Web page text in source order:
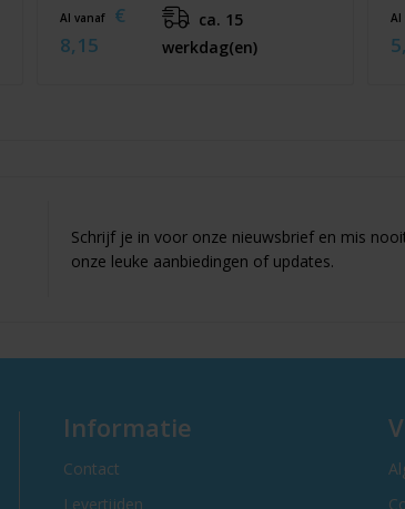
Al vanaf
€
8,15
ca. 15
werkdag(en)
Al
Schrijf je in voor onze nieuwsbrief en mis
onze leuke aanbiedingen of updates.
Informatie
Contact
Levertijden